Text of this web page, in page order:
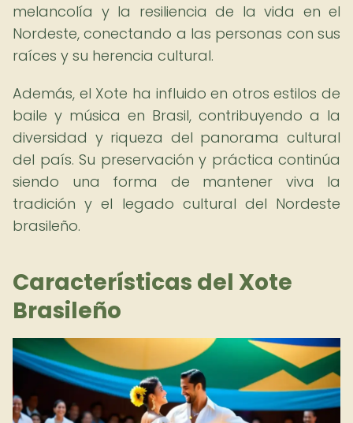
melancolía y la resiliencia de la vida en el
Nordeste, conectando a las personas con sus
raíces y su herencia cultural.
Además, el Xote ha influido en otros estilos de
baile y música en Brasil, contribuyendo a la
diversidad y riqueza del panorama cultural
del país. Su preservación y práctica continúa
siendo una forma de mantener viva la
tradición y el legado cultural del Nordeste
brasileño.
Características del Xote
Brasileño